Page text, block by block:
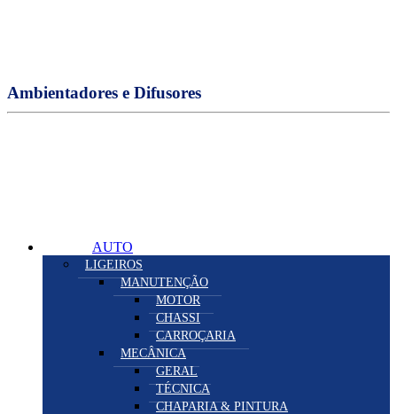
Ambientadores e Difusores
AUTO
LIGEIROS
MANUTENÇÃO
MOTOR
CHASSI
CARROÇARIA
MECÂNICA
GERAL
TÉCNICA
CHAPARIA & PINTURA